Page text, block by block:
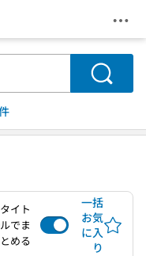
メ
検索
タイト
ルでま
とめる
一括
お気
に入
り